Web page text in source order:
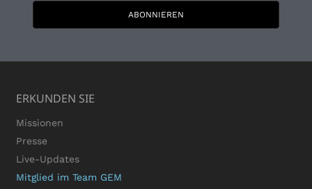
ABONNIEREN
ERKUNDEN SIE
Missionen
Presse
Live-Updates
Mitglied im Team GEM